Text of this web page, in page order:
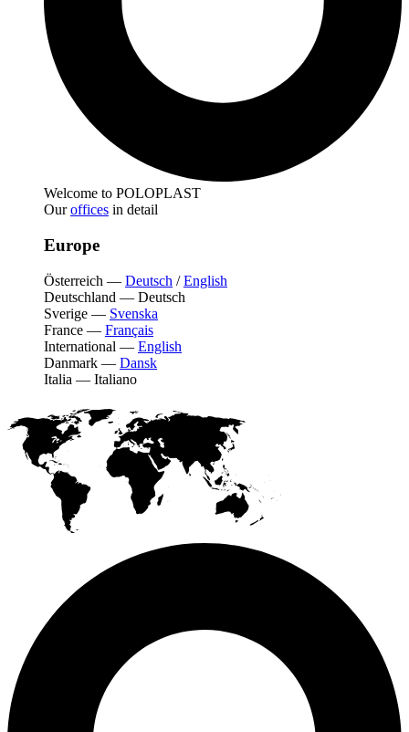
Welcome to POLOPLAST
Ouroffices in detail
Europe
Österreich — Deutsch /English
Deutschland — Deutsch
Sverige — Svenska
France — Français
International — English
Danmark — Dansk
Italia — Italiano